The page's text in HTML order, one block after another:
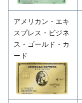
アメリカン・エキ
スプレス・ビジネ
ス・ゴールド・カ
ード